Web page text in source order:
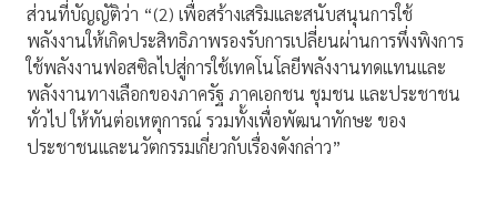
ส่วนที่บัญญัติว่า “(2) เพื่อสร้างเสริมและสนับสนุนการใช้
พลังงานให้เกิดประสิทธิภาพรองรับการเปลี่ยนผ่านการพึ่งพิงการ
ใช้พลังงานฟอสซิลไปสู่การใช้เทคโนโลยีพลังงานทดแทนและ
พลังงานทางเลือกของภาครัฐ ภาคเอกชน ชุมชน และประชาชน
ทั่วไป ให้ทันต่อเหตุการณ์ รวมทั้งเพื่อพัฒนาทักษะ ของ
ประชาชนและนวัตกรรมเกี่ยวกับเรื่องดังกล่าว”